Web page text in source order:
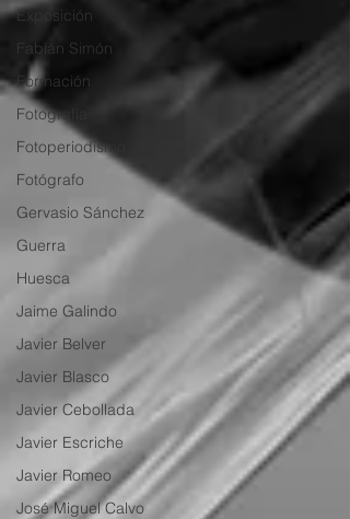
Exposición
Fabián Simón
Formación
Fotografía
Fotoperiodismo
Fotógrafo
Gervasio Sánchez
Guerra
Huesca
Jaime Galindo
Javier Belver
Javier Blasco
Javier Cebollada
Javier Escriche
Javier Romeo
José Miguel Calvo